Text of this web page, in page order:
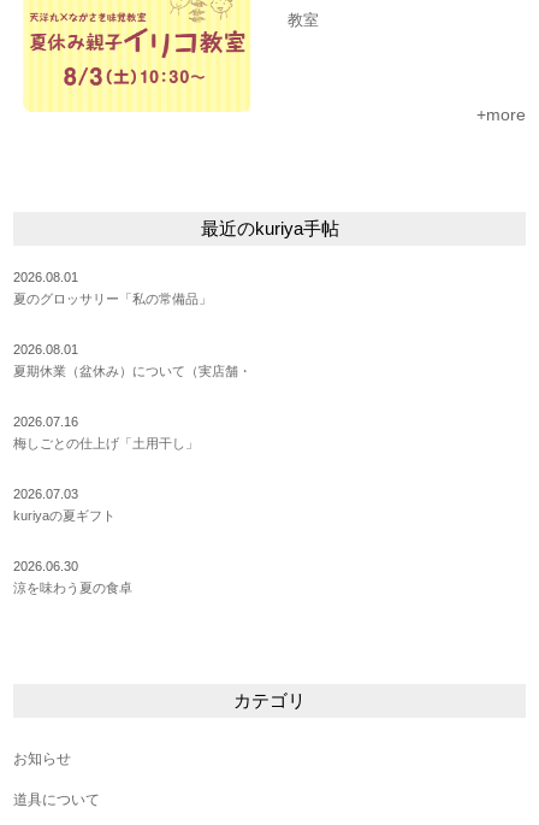
教室
+more
最近のkuriya手帖
2026.08.01
夏のグロッサリー「私の常備品」
2026.08.01
夏期休業（盆休み）について（実店舗・
2026.07.16
梅しごとの仕上げ「土用干し」
2026.07.03
kuriyaの夏ギフト
2026.06.30
涼を味わう夏の食卓
カテゴリ
お知らせ
道具について